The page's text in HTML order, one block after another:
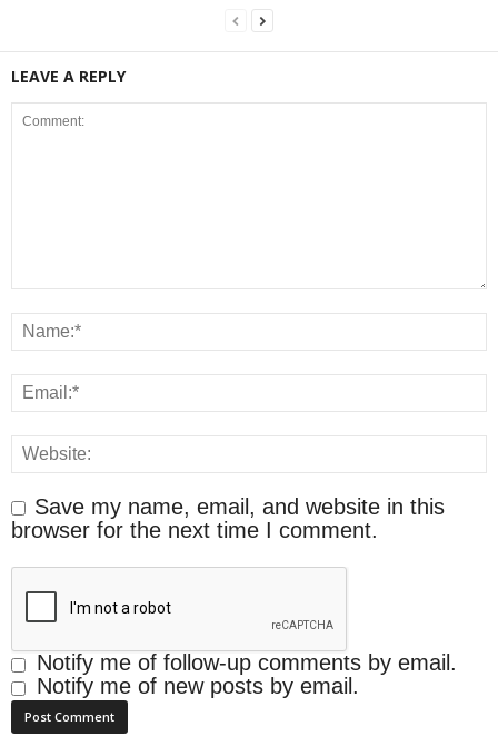
LEAVE A REPLY
Save my name, email, and website in this
browser for the next time I comment.
Notify me of follow-up comments by email.
Notify me of new posts by email.